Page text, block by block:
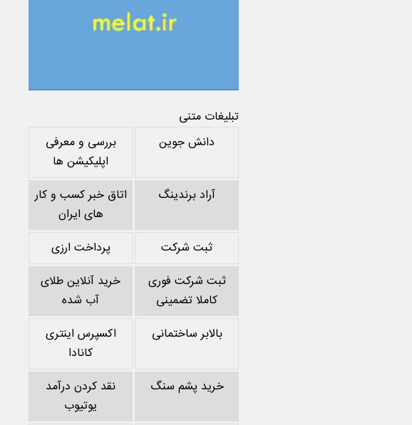
تبلیغات متنی
دانش جوین
بررسی و معرفی
اپلیکیشن ها
آراد برندینگ
اتاق خبر کسب و کار
های ایران
ثبت شرکت
پرداخت ارزی
ثبت شرکت فوری
کاملا تضمینی
خرید آنلاین طلای
آب شده
بالابر ساختمانی
اکسپرس اینتری
کانادا
خرید پشم سنگ
نقد کردن درآمد
یوتیوب